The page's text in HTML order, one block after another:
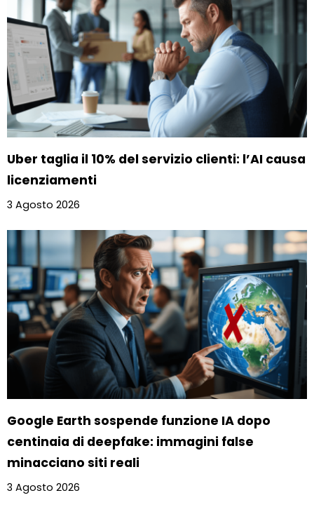
Uber taglia il 10% del servizio clienti: l’AI causa
licenziamenti
3 Agosto 2026
Google Earth sospende funzione IA dopo
centinaia di deepfake: immagini false
minacciano siti reali
3 Agosto 2026